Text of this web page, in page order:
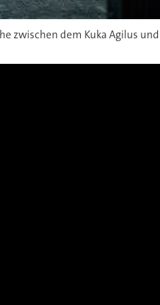
zwischen dem Kuka Agilus